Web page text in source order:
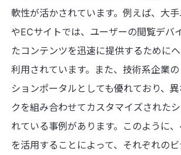
軟性が活かされています。例えば、大
やECサイトでは、ユーザーの閲覧デバ
たコンテンツを迅速に提供するために
利用されています。また、技術系企業
ションポータルとしても優れており、
クを組み合わせてカスタマイズされた
れている事例があります。このように
を活用することによって、それぞれの